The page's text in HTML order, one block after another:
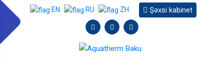
EN RU ZH Şəxsi kabinet